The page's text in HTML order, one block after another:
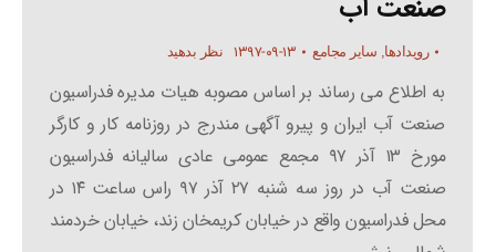
صنعت آب
رویدادها, سایر مجامع ۱۳۹۷-۰۹-۱۳ نظر بدهید
به اطلاع می رساند بر اساس مصوبه هیات مدیره فدراسیون
صنعت آب ایران و پیرو آگهی مندرج در روزنامه کار و کارگر
مورخ ۱۳ آذر ۹۷ مجمع عمومی عادی سالیانه فدراسیون
صنعت آب در روز سه شنبه ۲۷ آذر ۹۷ راس ساعت ۱۴ در
محل فدراسیون واقع در خیابان کریمخان زند، خیابان خردمند